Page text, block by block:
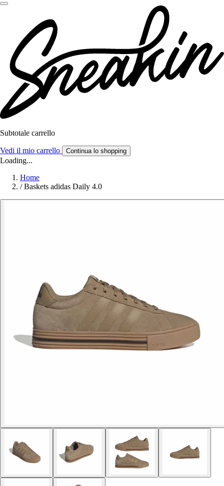
Subtotale carrello
Vedi il mio carrello Continua lo shopping
Loading...
Home
/ Baskets adidas Daily 4.0